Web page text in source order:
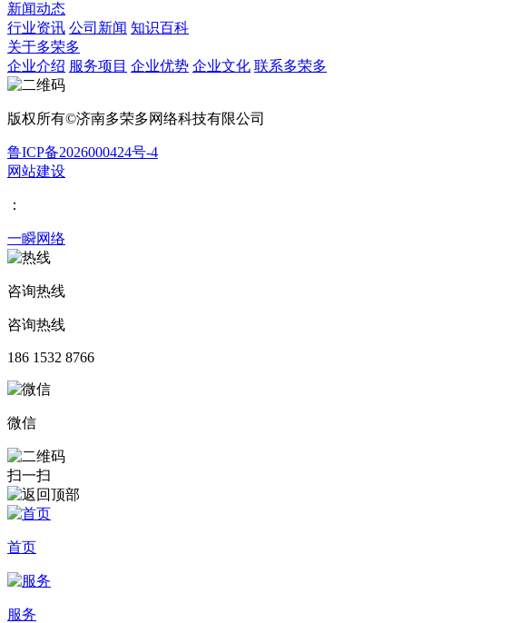
新闻动态
行业资讯 公司新闻 知识百科
关于多荣多
企业介绍 服务项目 企业优势 企业文化 联系多荣多
版权所有©济南多荣多网络科技有限公司
鲁ICP备2026000424号-4
网站建设
：
一瞬网络
咨询热线
咨询热线
186 1532 8766
微信
扫一扫
首页
服务